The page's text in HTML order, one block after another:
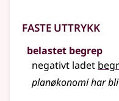
Faste uttrykk
belastet begrep
negativt ladet
planøkonomi har